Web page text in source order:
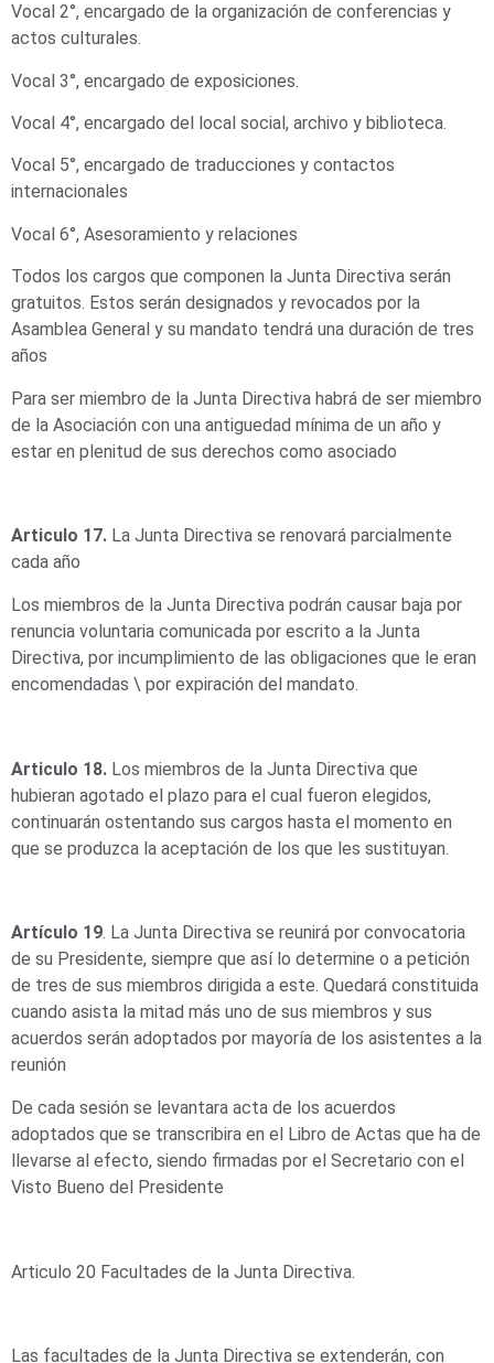
Vocal 2°, encargado de la organización de conferencias y
actos culturales.
Vocal 3°, encargado de exposiciones.
Vocal 4°, encargado del local social, archivo y biblioteca.
Vocal 5°, encargado de traducciones y contactos
internacionales
Vocal 6°, Asesoramiento y relaciones
Todos los cargos que componen la Junta Directiva serán
gratuitos. Estos serán designados y revocados por la
Asamblea General y su mandato tendrá una duración de tres
años
Para ser miembro de la Junta Directiva habrá de ser miembro
de la Asociación con una antiguedad mínima de un año y
estar en plenitud de sus derechos como asociado
Articulo 17. La Junta Directiva se renovará parcialmente
cada año
Los miembros de la Junta Directiva podrán causar baja por
renuncia voluntaria comunicada por escrito a la Junta
Directiva, por incumplimiento de las obligaciones que le eran
encomendadas \ por expiración del mandato.
Articulo 18. Los miembros de la Junta Directiva que
hubieran agotado el plazo para el cual fueron elegidos,
continuarán ostentando sus cargos hasta el momento en
que se produzca la aceptación de los que les sustituyan.
Artículo 19. La Junta Directiva se reunirá por convocatoria
de su Presidente, siempre que así lo determine o a petición
de tres de sus miembros dirigida a este. Quedará constituida
cuando asista la mitad más uno de sus miembros y sus
acuerdos serán adoptados por mayoría de los asistentes a la
reunión
De cada sesión se levantara acta de los acuerdos
adoptados que se transcribira en el Libro de Actas que ha de
llevarse al efecto, siendo firmadas por el Secretario con el
Visto Bueno del Presidente
Articulo 20 Facultades de la Junta Directiva.
Las facultades de la Junta Directiva se extenderán, con